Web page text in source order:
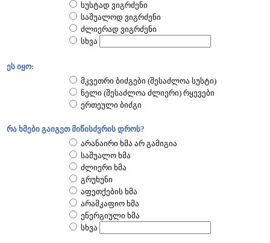
სუსტად ვიგრძენი
საშუალოდ ვიგრძენი
ძლიერად ვიგრძენი
სხვა
ეს იყო:
მკვეთრი ბიძგები (შესაძლოა სუსტი)
ნელი (შესაძლოა ძლიერი) რყევები
ერთეული ბიძგი
რა ხმები გაიგეთ მიწისძვრის დროს?
არანაირი ხმა არ გამიგია
საშუალო ხმა
ძლიერი ხმა
გრუხუნი
აფეთქების ხმა
არამკაფიო ხმა
ენერგიული ხმა
სხვა